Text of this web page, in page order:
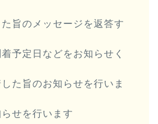
旨のメッセージを返答す
予定日などをお知らせく
た旨のお知らせを行いま
せを行います